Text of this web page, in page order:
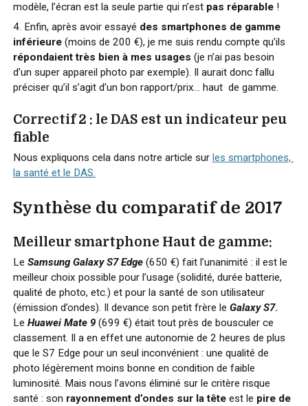
modèle, l’écran est la seule partie qui n’est pas réparable!
4. Enfin, après avoir essayé des smartphones de gamme
inférieure(moins de 200 €), je me suis rendu compte qu’ils
répondaient très bien à mes usages (je n’ai pas besoin
d’un super appareil photo par exemple). Il aurait donc fallu
préciser qu’il s’agit d’un bon rapport/prix… haut de gamme.
Correctif 2 : le DAS est un indicateur peu
fiable
Nous expliquons cela dans notre article sur les smartphones,
la santé et le DAS.
Synthèse du comparatif de 2017
Meilleur smartphone Haut de gamme:
Le Samsung Galaxy S7 Edge (650 €) fait l’unanimité : il est le
meilleur choix possible pour l’usage (solidité, durée batterie,
qualité de photo, etc.) et pour la santé de son utilisateur
(émission d’ondes). Il devance son petit frère le Galaxy S7.
Le Huawei Mate 9(699 €) était tout près de bousculer ce
classement. Il a en effet une autonomie de 2 heures de plus
que le S7 Edge pour un seul inconvénient : une qualité de
photo légèrement moins bonne en condition de faible
luminosité. Mais nous l’avons éliminé sur le critère risque
santé : son rayonnement d’ondes sur la tête est le pire de